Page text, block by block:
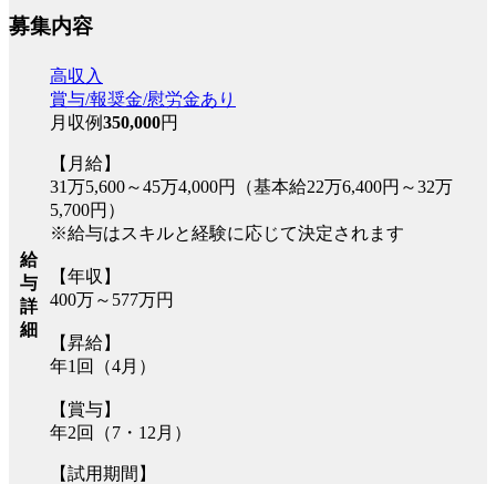
募集内容
給
与
詳
細
高収入
賞与/報奨金/慰労金あり
月収例350,000円
【月給】
31万5,600～45万4,000円（基本給22万6,400円～32万
5,700円）
※給与はスキルと経験に応じて決定されます
【年収】
400万～577万円
【昇給】
年1回（4月）
【賞与】
年2回（7・12月）
【試用期間】